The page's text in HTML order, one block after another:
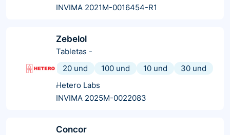
INVIMA 2021M-0016454-R1
Zebelol
Tabletas -
20 und
100 und 10 und
30 und
Hetero Labs
INVIMA 2025M-0022083
Concor